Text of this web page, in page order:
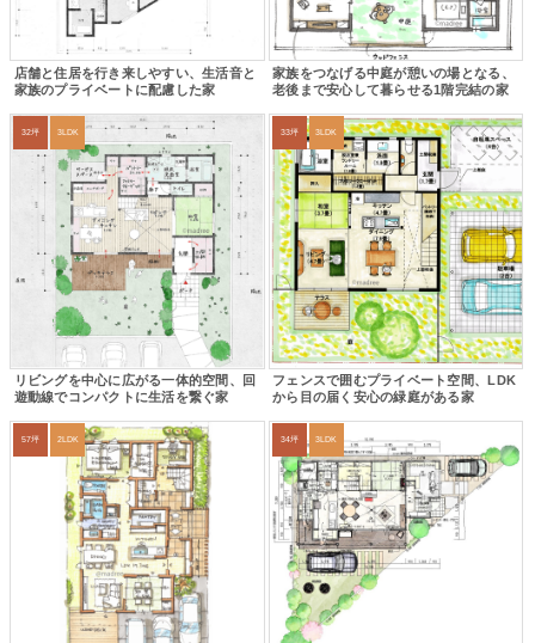
店舗と住居を行き来しやすい、生活音と
家族のプライベートに配慮した家
家族をつなげる中庭が憩いの場となる、
老後まで安心して暮らせる1階完結の家
32坪 3LDK
リビングを中心に広がる一体的空間、回
遊動線でコンパクトに生活を繋ぐ家
33坪 3LDK
フェンスで囲むプライベート空間、LDK
から目の届く安心の緑庭がある家
57坪 2LDK 34坪 3LDK